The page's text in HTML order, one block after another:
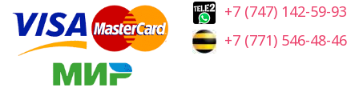
+7 (747) 142-59-93
+7 (771) 546-48-46